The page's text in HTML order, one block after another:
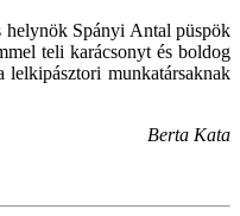
helynök Spányi Antal püspök
teli karácsonyt és boldog
munkatársaknak
Berta Kata